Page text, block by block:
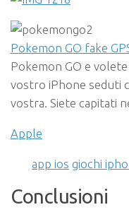
Pokemon GO fake
Pokemon GO e
vostro iPhone seduti
vostra. Siete capitati
Apple
app ios giochi
Conclusioni